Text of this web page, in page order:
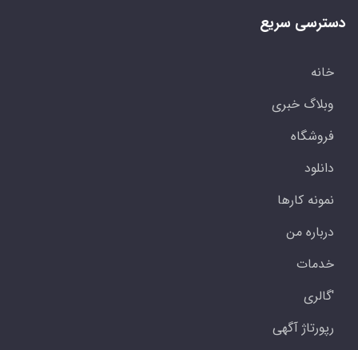
دسترسی سریع
خانه
وبلاگ خبری
فروشگاه
دانلود
نمونه کارها
درباره من
خدمات
'گالری
رپورتاژ آگهی